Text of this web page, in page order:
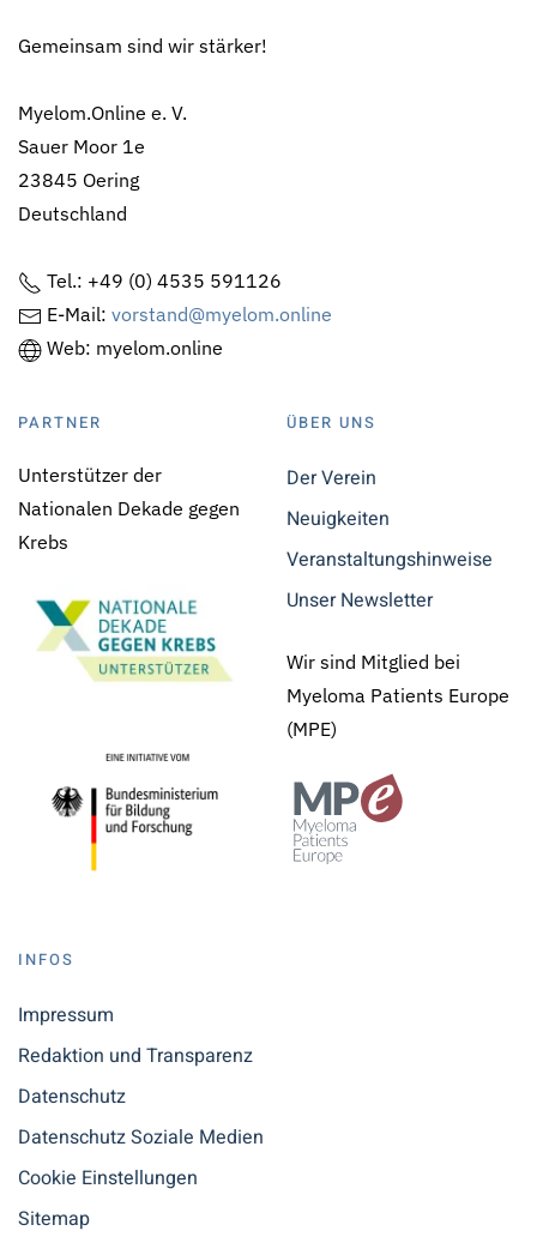
Gemeinsam sind wir stärker!
Myelom.Online e. V.
Sauer Moor 1e
23845 Oering
Deutschland
Tel.: +49 (0) 4535 591126
E-Mail: vorstand@myelom.online
Web: myelom.online
PARTNER
Unterstützer der
Nationalen Dekade gegen
Krebs
ÜBER UNS
Der Verein
Neuigkeiten
Veranstaltungshinweise
Unser Newsletter
Wir sind Mitglied bei
Myeloma Patients Europe
(MPE)
INFOS
Impressum
Redaktion und Transparenz
Datenschutz
Datenschutz Soziale Medien
Cookie Einstellungen
Sitemap